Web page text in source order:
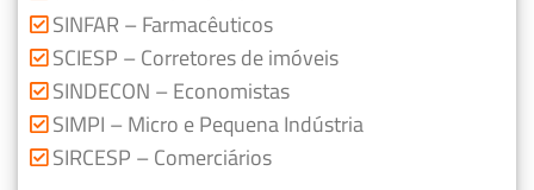
SINFAR – Farmacêuticos
SCIESP – Corretores de imóveis
SINDECON – Economistas
SIMPI – Micro e Pequena Indústria
SIRCESP – Comerciários